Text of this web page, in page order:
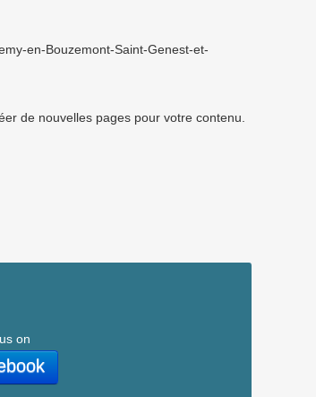
en-Bouzemont-Saint-Genest-et-
de nouvelles pages pour votre contenu.
on